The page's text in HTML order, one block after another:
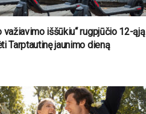
važiavimo iššūkiu“ rugpjūčio 12-ąją
Tarptautinę jaunimo dieną